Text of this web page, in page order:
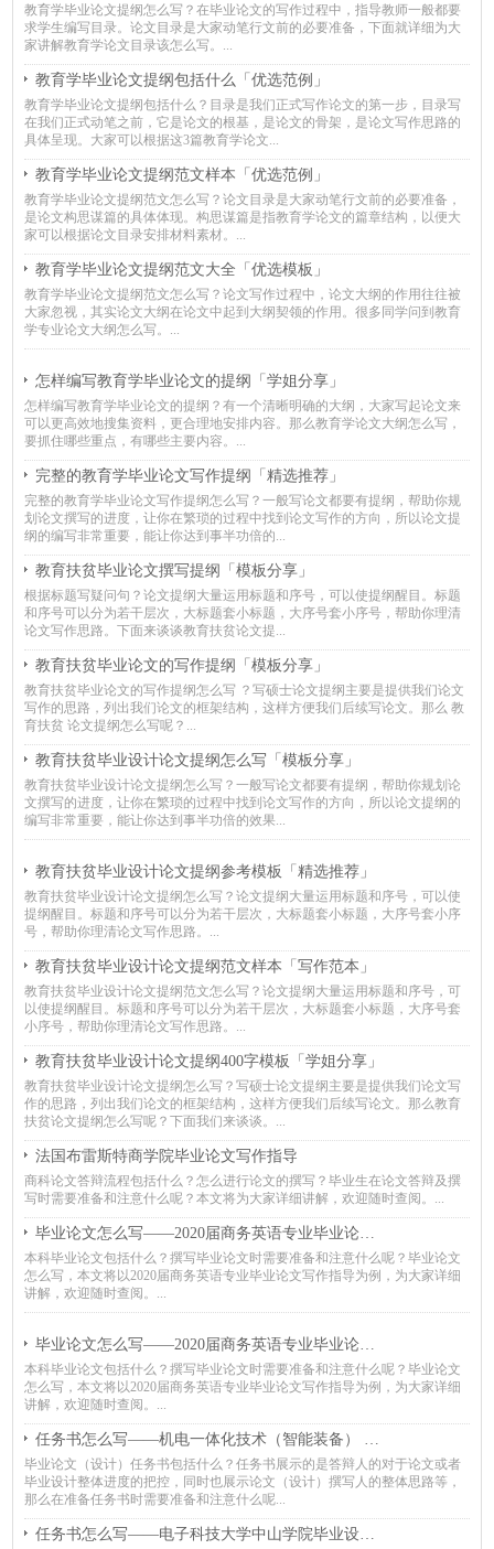
教育学毕业论文提纲怎么写？在毕业论文的写作过程中，指导教师一般都要
求学生编写目录。论文目录是大家动笔行文前的必要准备，下面就详细为大
家讲解教育学论文目录该怎么写。...
教育学毕业论文提纲包括什么「优选范例」
教育学毕业论文提纲包括什么？目录是我们正式写作论文的第一步，目录写
在我们正式动笔之前，它是论文的根基，是论文的骨架，是论文写作思路的
具体呈现。大家可以根据这3篇教育学论文...
教育学毕业论文提纲范文样本「优选范例」
教育学毕业论文提纲范文怎么写？论文目录是大家动笔行文前的必要准备，
是论文构思谋篇的具体体现。构思谋篇是指教育学论文的篇章结构，以便大
家可以根据论文目录安排材料素材。...
教育学毕业论文提纲范文大全「优选模板」
教育学毕业论文提纲范文怎么写？论文写作过程中，论文大纲的作用往往被
大家忽视，其实论文大纲在论文中起到大纲契领的作用。很多同学问到教育
学专业论文大纲怎么写。...
怎样编写教育学毕业论文的提纲「学姐分享」
怎样编写教育学毕业论文的提纲？有一个清晰明确的大纲，大家写起论文来
可以更高效地搜集资料，更合理地安排内容。那么教育学论文大纲怎么写，
要抓住哪些重点，有哪些主要内容。...
完整的教育学毕业论文写作提纲「精选推荐」
完整的教育学毕业论文写作提纲怎么写？一般写论文都要有提纲，帮助你规
划论文撰写的进度，让你在繁琐的过程中找到论文写作的方向，所以论文提
纲的编写非常重要，能让你达到事半功倍的...
教育扶贫毕业论文撰写提纲「模板分享」
根据标题写疑问句？论文提纲大量运用标题和序号，可以使提纲醒目。标题
和序号可以分为若干层次，大标题套小标题，大序号套小序号，帮助你理清
论文写作思路。下面来谈谈教育扶贫论文提...
教育扶贫毕业论文的写作提纲「模板分享」
教育扶贫毕业论文的写作提纲怎么写 ？写硕士论文提纲主要是提供我们论文
写作的思路，列出我们论文的框架结构，这样方便我们后续写论文。那么 教
育扶贫 论文提纲怎么写呢？...
教育扶贫毕业设计论文提纲怎么写「模板分享」
教育扶贫毕业设计论文提纲怎么写？一般写论文都要有提纲，帮助你规划论
文撰写的进度，让你在繁琐的过程中找到论文写作的方向，所以论文提纲的
编写非常重要，能让你达到事半功倍的效果...
教育扶贫毕业设计论文提纲参考模板「精选推荐」
教育扶贫毕业设计论文提纲怎么写？论文提纲大量运用标题和序号，可以使
提纲醒目。标题和序号可以分为若干层次，大标题套小标题，大序号套小序
号，帮助你理清论文写作思路。...
教育扶贫毕业设计论文提纲范文样本「写作范本」
教育扶贫毕业设计论文提纲范文怎么写？论文提纲大量运用标题和序号，可
以使提纲醒目。标题和序号可以分为若干层次，大标题套小标题，大序号套
小序号，帮助你理清论文写作思路。...
教育扶贫毕业设计论文提纲400字模板「学姐分享」
教育扶贫毕业设计论文提纲怎么写？写硕士论文提纲主要是提供我们论文写
作的思路，列出我们论文的框架结构，这样方便我们后续写论文。那么教育
扶贫论文提纲怎么写呢？下面我们来谈谈。...
法国布雷斯特商学院毕业论文写作指导
商科论文答辩流程包括什么？怎么进行论文的撰写？毕业生在论文答辩及撰
写时需要准备和注意什么呢？本文将为大家详细讲解，欢迎随时查阅。...
本科毕业论文包括什么？撰写毕业论文时需要准备和注意什么呢？毕业论文
怎么写，本文将以2020届商务英语专业毕业论文写作指导为例，为大家详细
讲解，欢迎随时查阅。...
本科毕业论文包括什么？撰写毕业论文时需要准备和注意什么呢？毕业论文
怎么写，本文将以2020届商务英语专业毕业论文写作指导为例，为大家详细
讲解，欢迎随时查阅。...
毕业论文（设计）任务书包括什么？任务书展示的是答辩人的对于论文或者
毕业设计整体进度的把控，同时也展示论文（设计）撰写人的整体思路等，
那么在准备任务书时需要准备和注意什么呢...